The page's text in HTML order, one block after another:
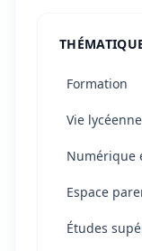
Formation
Vie
Numérique
Espace
Études